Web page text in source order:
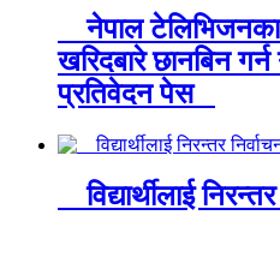
नेपाल
खरिदबारे छानबिन गर्न
प्रतिवेदन पेस
विद्यार्थीलाई